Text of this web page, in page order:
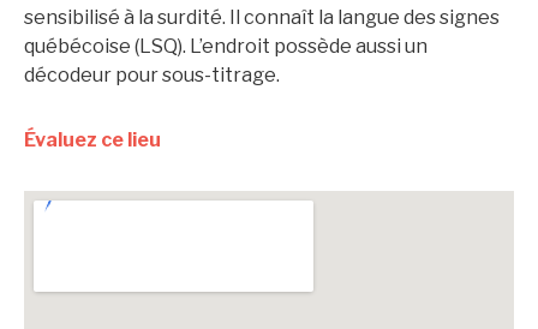
sensibilisé à la surdité. Il connaît la langue des signes
québécoise (LSQ). L’endroit possède aussi un
décodeur pour sous-titrage.
Évaluez ce lieu